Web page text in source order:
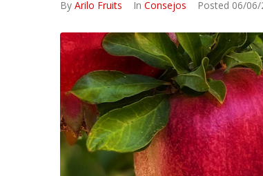
By Arilo Fruits In Consejos Posted 06/06/